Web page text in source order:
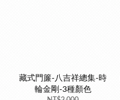
藏式門簾-八吉祥總集-時
輪金剛-3種顏色